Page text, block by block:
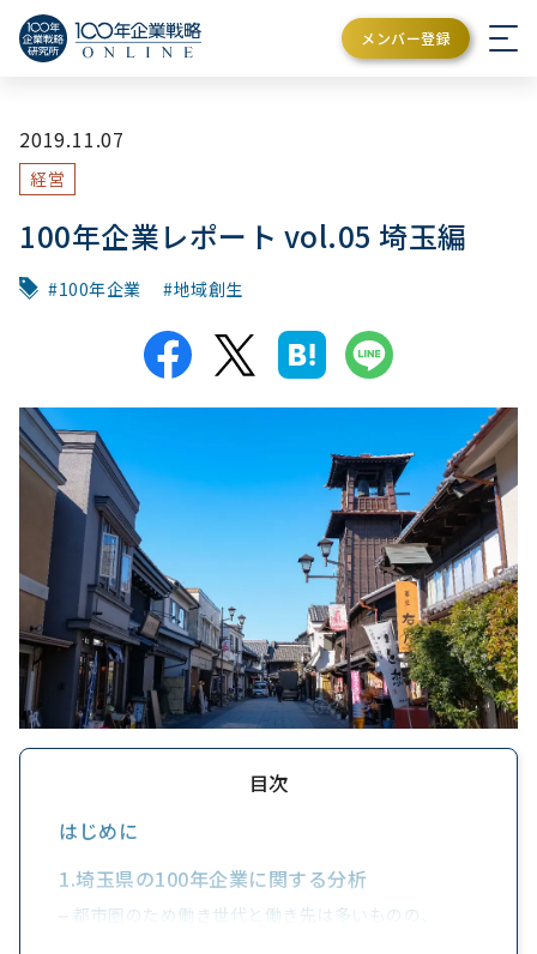
メンバー登録
2019.11.07
経営
100年企業レポート vol.05 埼玉編
100年企業 地域創生
目次
はじめに
1.埼玉県の100年企業に関する分析
都市圏のため働き世代と働き先は多いものの、